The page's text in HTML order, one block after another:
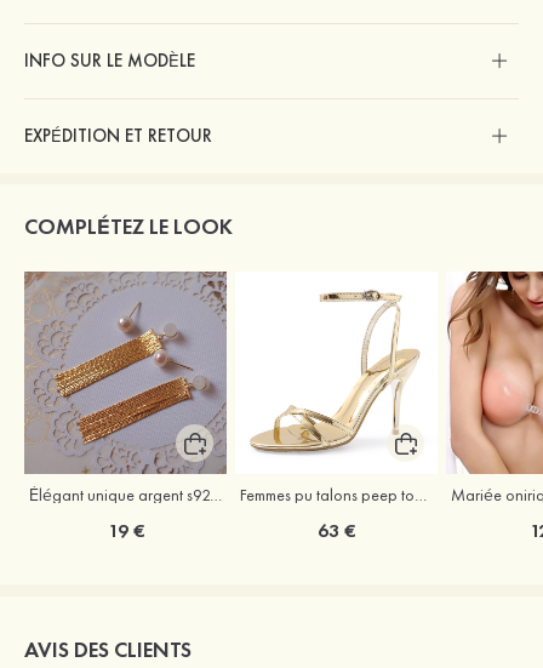
INFO SUR LE MODÈLE
EXPÉDITION ET RETOUR
COMPLÉTEZ LE LOOK
Élégant unique argent s925 boucles d'oreilles avec perle
19 €
Femmes pu talons peep toe sandales talon stiletto chaussures d'extérieur avec boucle
63 €
AVIS DES CLIENTS